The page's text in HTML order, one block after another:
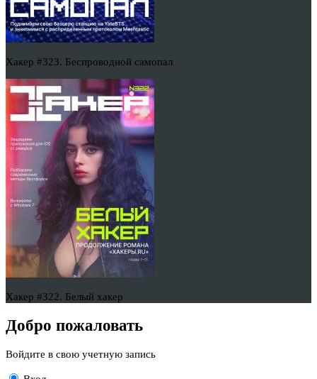
Хакер #323. Беспроводной самопал
Хакер #322. Белый хакер
Добро пожаловать
Войдите в свою учетную запись